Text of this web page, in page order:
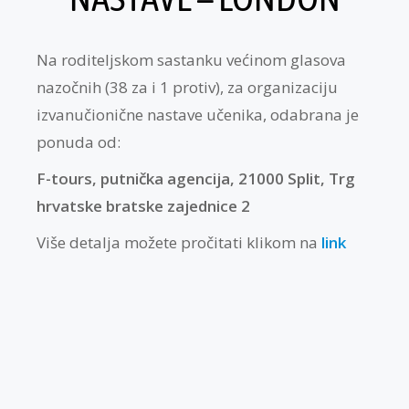
Na roditeljskom sastanku većinom glasova
nazočnih (38 za i 1 protiv), za organizaciju
izvanučionične nastave učenika, odabrana je
ponuda od:
F-tours, putnička agencija, 21000 Split, Trg
hrvatske bratske zajednice 2
Više detalja možete pročitati klikom na link